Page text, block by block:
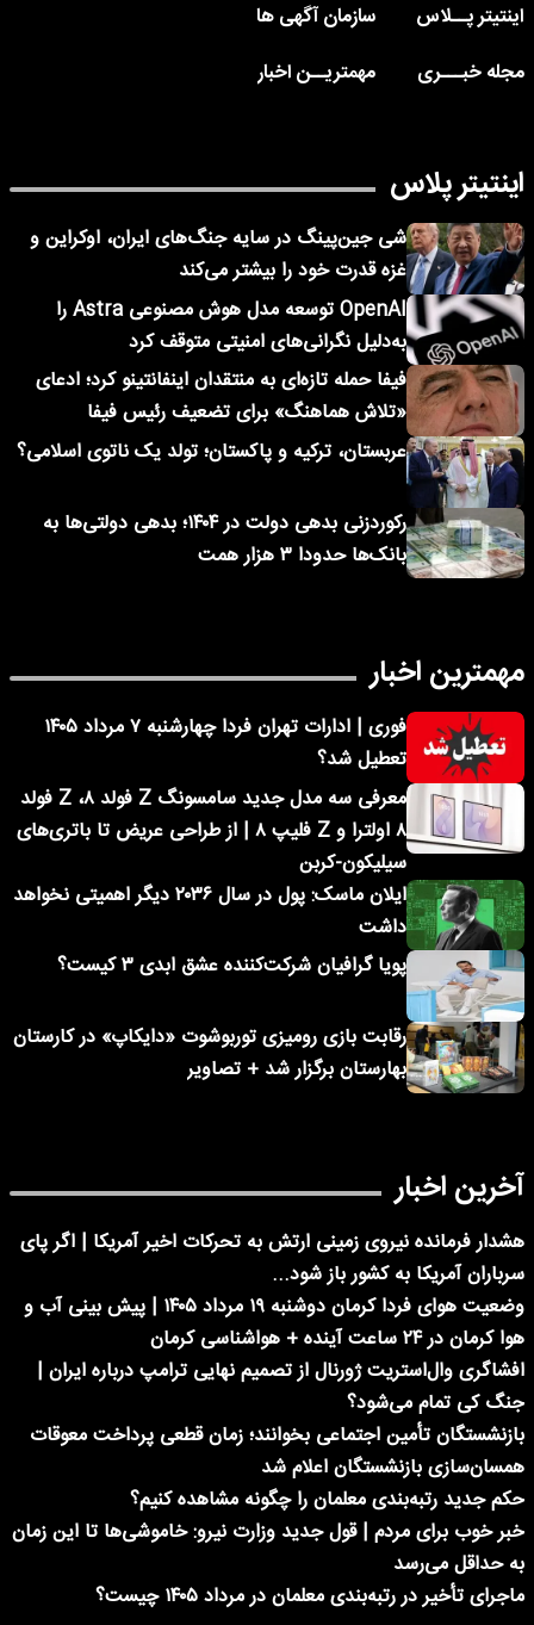
اینتیتر پــلاس
سازمان آگهی ها
مجله خبـــری
مهمتریــن اخبار
اینتیتر پلاس
شی جین‌پینگ در سایه جنگ‌های ایران، اوکراین و
غزه قدرت خود را بیشتر می‌کند
OpenAI توسعه مدل هوش مصنوعی Astra را
به‌دلیل نگرانی‌های امنیتی متوقف کرد
فیفا حمله تازه‌ای به منتقدان اینفانتینو کرد؛ ادعای
«تلاش هماهنگ» برای تضعیف رئیس فیفا
عربستان، ترکیه و پاکستان؛ تولد یک ناتوی اسلامی؟
رکوردزنی بدهی دولت در ۱۴۰۴؛ بدهی دولتی‌ها به
بانک‌ها حدودا ۳ هزار همت
مهمترین اخبار
فوری | ادارات تهران فردا چهارشنبه ۷ مرداد ۱۴۰۵
تعطیل شد؟
معرفی سه مدل جدید سامسونگ Z فولد ۸، Z فولد
۸ اولترا و Z فلیپ ۸ | از طراحی عریض تا باتری‌های
سیلیکون-کربن
ایلان ماسک: پول در سال ۲۰۳۶ دیگر اهمیتی نخواهد
داشت
پویا گرافیان شرکت‌کننده عشق ابدی ۳ کیست؟
رقابت بازی رومیزی توربوشوت «دایکاپ» در کارستان
بهارستان برگزار شد + تصاویر
آخرین اخبار
هشدار فرمانده نیروی زمینی ارتش به تحرکات اخیر آمریکا | اگر پای
سرباران آمریکا به کشور باز شود...
وضعیت هوای فردا کرمان دوشنبه ۱۹ مرداد ۱۴۰۵ | پیش بینی آب و
هوا کرمان در ۲۴ ساعت آینده + هواشناسی کرمان
افشاگری وال‌استریت ژورنال از تصمیم نهایی ترامپ درباره ایران |
جنگ کی تمام می‌شود؟
بازنشستگان تأمین اجتماعی بخوانند؛ زمان قطعی پرداخت معوقات
همسان‌سازی بازنشستگان اعلام شد
حکم جدید رتبه‌بندی معلمان را چگونه مشاهده کنیم؟
خبر خوب برای مردم | قول جدید وزارت نیرو: خاموشی‌ها تا این زمان
به حداقل می‌رسد
ماجرای تأخیر در رتبه‌بندی معلمان در مرداد ۱۴۰۵ چیست؟